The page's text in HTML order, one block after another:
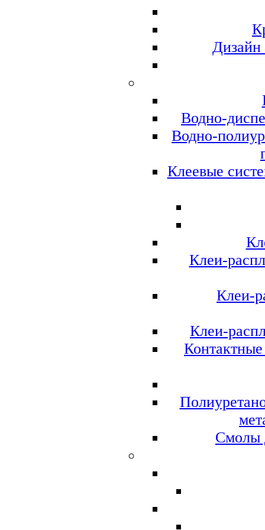
Водно-
Водно-
Клеевые
Клеи-
Клеи-
Клеи-
Смолы